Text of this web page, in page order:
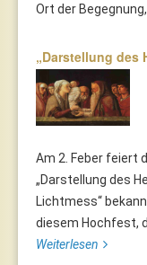
Ort der
„Darstellung des
Am 2. Feber feiert
„Darstellung des
Lichtmess“
diesem Hochfest,
Weiterlesen